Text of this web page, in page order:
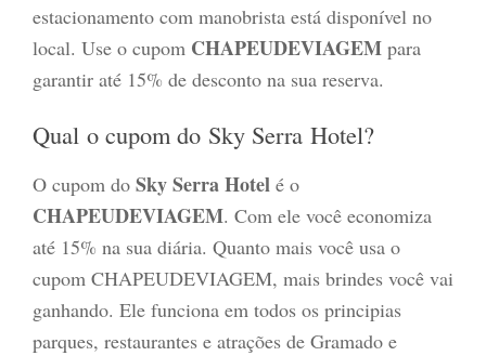
estacionamento com manobrista está disponível no
local. Use o cupom CHAPEUDEVIAGEM para
garantir até 15% de desconto na sua reserva.
Qual o cupom do Sky Serra Hotel?
O cupom do Sky Serra Hotel é o
CHAPEUDEVIAGEM. Com ele você economiza
até 15% na sua diária. Quanto mais você usa o
cupom CHAPEUDEVIAGEM, mais brindes você vai
ganhando. Ele funciona em todos os principias
parques, restaurantes e atrações de Gramado e